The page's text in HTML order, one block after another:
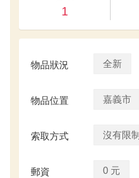
1
物品狀況 全新
物品位置 嘉義市
索取方式 沒有限制
郵資 0 元